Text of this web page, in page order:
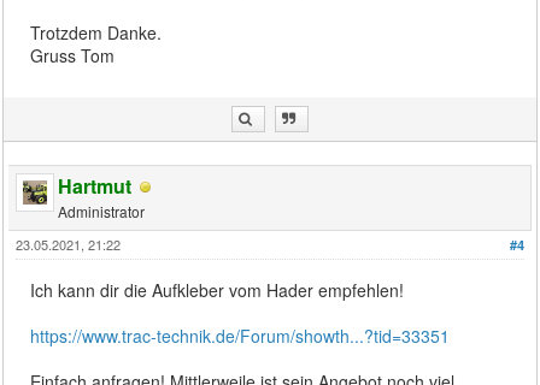
Trotzdem Danke.
Gruss Tom
Hartmut
Administrator
#4
23.05.2021, 21:22
Ich kann dir die Aufkleber vom Hader empfehlen!
https://www.trac-technik.de/Forum/showth...?tid=33351